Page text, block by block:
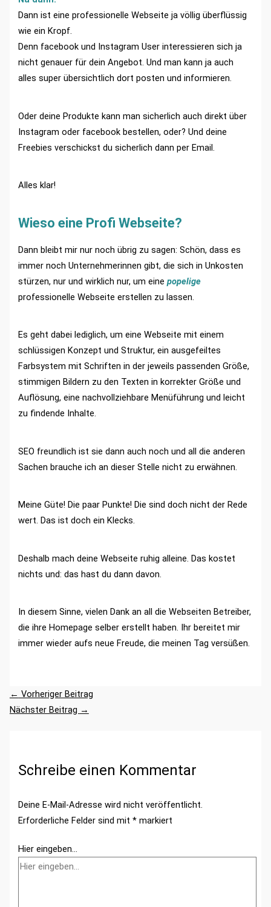
Dann ist eine professionelle Webseite ja völlig überflüssig
wie ein Kropf.
Denn facebook und Instagram User interessieren sich ja
nicht genauer für dein Angebot. Und man kann ja auch
alles super übersichtlich dort posten und informieren.
Oder deine Produkte kann man sicherlich auch direkt über
Instagram oder facebook bestellen, oder? Und deine
Freebies verschickst du sicherlich dann per Email.
Alles klar!
Wieso eine Profi Webseite?
Dann bleibt mir nur noch übrig zu sagen: Schön, dass es
immer noch Unternehmerinnen gibt, die sich in Unkosten
stürzen, nur und wirklich nur, um einepopelige
professionelle Webseite erstellen zu lassen.
Es geht dabei lediglich, um eine Webseite mit einem
schlüssigen Konzept und Struktur, ein ausgefeiltes
Farbsystem mit Schriften in der jeweils passenden Größe,
stimmigen Bildern zu den Texten in korrekter Größe und
Auflösung, eine nachvollziehbare Menüführung und leicht
zu findende Inhalte.
SEO freundlich ist sie dann auch noch und all die anderen
Sachen brauche ich an dieser Stelle nicht zu erwähnen.
Meine Güte! Die paar Punkte! Die sind doch nicht der Rede
wert. Das ist doch ein Klecks.
Deshalb mach deine Webseite ruhig alleine. Das kostet
nichts und: das hast du dann davon.
In diesem Sinne, vielen Dank an all die Webseiten Betreiber,
die ihre Homepage selber erstellt haben. Ihr bereitet mir
immer wieder aufs neue Freude, die meinen Tag versüßen.
← Vorheriger Beitrag
Nächster Beitrag →
Schreibe einen Kommentar
Deine E-Mail-Adresse wird nicht veröffentlicht.
Erforderliche Felder sind mit* markiert
Hier eingeben…